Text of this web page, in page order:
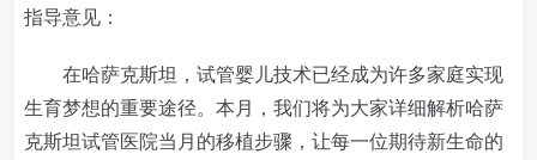
指导意见：
在哈萨克斯坦，试管婴儿技术已经成为许多家庭实现
生育梦想的重要途径。本月，我们将为大家详细解析哈萨
克斯坦试管医院当月的移植步骤，让每一位期待新生命的